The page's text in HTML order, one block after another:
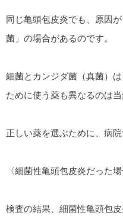
同じ亀頭包皮炎でも、原因
菌」の場合があるのです。
細菌とカンジダ菌（真菌）
ために使う薬も異なるのは当
正しい薬を選ぶために、病
〈細菌性亀頭包皮炎だった場
検査の結果、細菌性亀頭包